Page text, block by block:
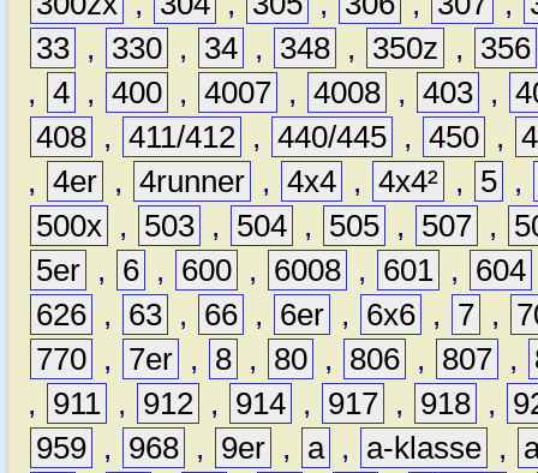
33 , 330 , 34 , 348 , 350z ,
356
, 4 , 400 , 4007 , 4008 , 403 ,
408 , 411/412 , 440/445 , 450 ,
, 4er , 4runner , 4x4 , 4x4² , 5 ,
500x , 503 , 504 , 505 , 507 ,
5er , 6 , 600 , 6008 , 601 , 604
626 , 63 , 66 , 6er , 6x6 , 7 ,
770 , 7er , 8 , 80 , 806 , 807 ,
,
911 , 912 , 914 , 917 , 918 ,
959 , 968 , 9er , a , a-klasse ,